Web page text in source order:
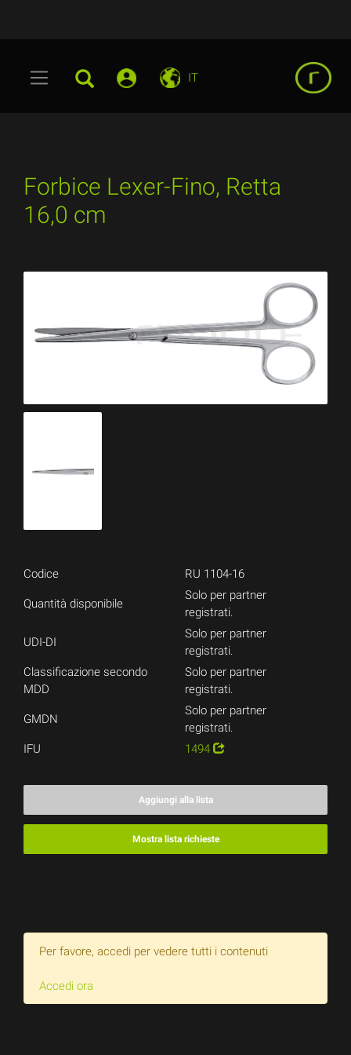
IT
Forbice Lexer-Fino, Retta
16,0 cm
Codice RU 1104-16
Quantità disponibile
Solo per partner
registrati.
UDI-DI
Solo per partner
registrati.
Classificazione secondo
MDD
Solo per partner
registrati.
GMDN
Solo per partner
registrati.
IFU
1494
Aggiungi alla lista
Mostra lista richieste
Per favore, accedi per vedere tutti i contenuti
Accedi ora